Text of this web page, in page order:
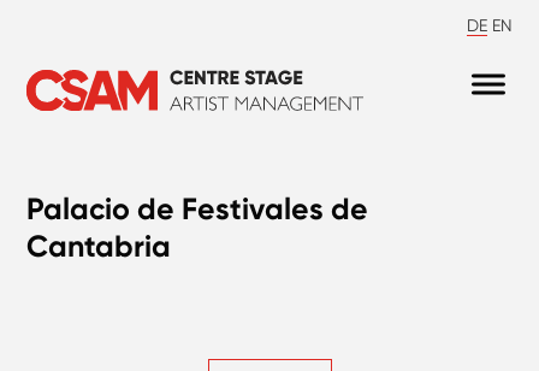
DE EN
Palacio de Festivales de
Cantabria